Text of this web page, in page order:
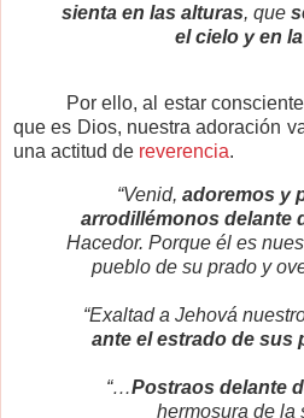
sienta en las alturas, que
el cielo y en
Por ello, al estar
que es Dios, nuestra adoración
una actitud de reverencia.
“Venid, adoremos y
arrodillémonos delante
Hacedor. Porque él es
pueblo de su prado y
“Exaltad a Jehová
ante el estrado de sus
“…Postraos delante
hermosura de la